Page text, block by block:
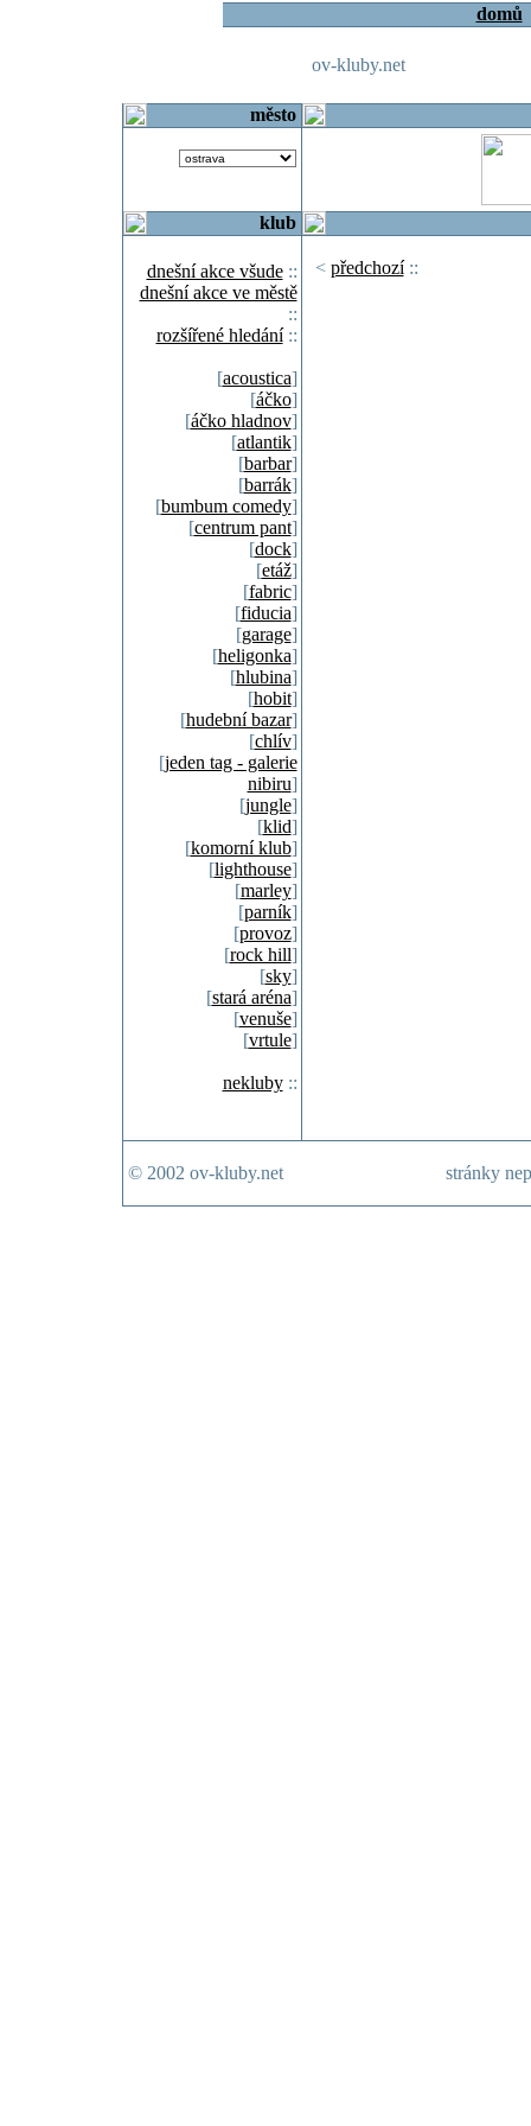
domů
ov-kluby.net
město
klub
dnešní akce všude::
dnešní akce ve městě
::
rozšířené hledání::
[acoustica]
[áčko]
[áčko hladnov]
[atlantik]
[barbar]
[barrák]
[bumbum comedy]
[centrum pant]
[dock]
[etáž]
[fabric]
[fiducia]
[garage]
[heligonka]
[hlubina]
[hobit]
[hudební bazar]
[chlív]
[jeden tag - galerie
nibiru]
[jungle]
[klid]
[komorní klub]
[lighthouse]
[marley]
[parník]
[provoz]
[rock hill]
[sky]
[stará aréna]
[venuše]
[vrtule]
nekluby::
< předchozí::
© 2002 ov-kluby.net stránky